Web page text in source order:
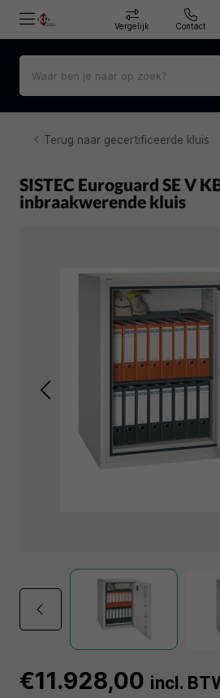
Vergelijk Contact
Terug naar gecertificeerde kluis
SISTEC Euroguard SE V
inbraakwerende kluis
€11.928,00 incl.